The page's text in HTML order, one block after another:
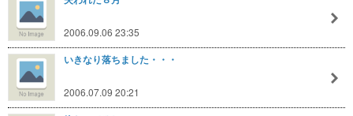
2006.09.06 23:35
いきなり落ちました・・・
2006.07.09 20:21